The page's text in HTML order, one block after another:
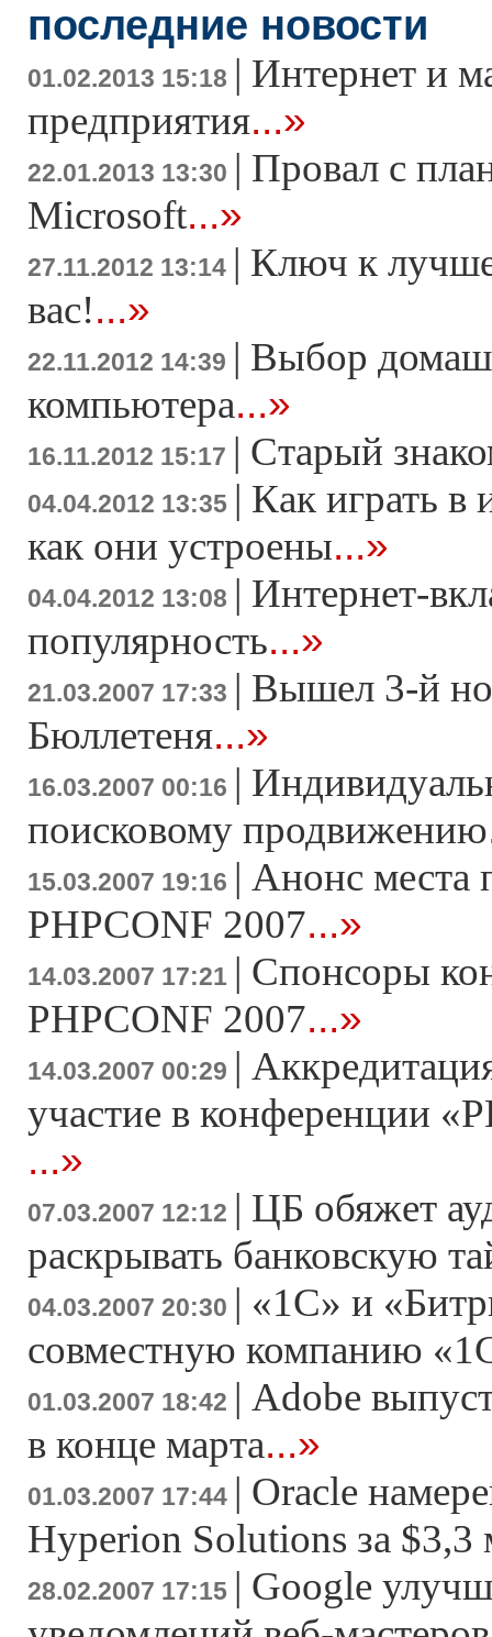
последние новости
01.02.2013 15:18 | Интернет и
предприятия...»
22.01.2013 13:30 | Провал с
Microsoft...»
27.11.2012 13:14 | Ключ к
вас!...»
22.11.2012 14:39 | Выбор
компьютера...»
16.11.2012 15:17 | Старый
04.04.2012 13:35 | Как играть в
как они устроены...»
04.04.2012 13:08 | Интернет-
популярность...»
21.03.2007 17:33 | Вышел 3-й
Бюллетеня...»
16.03.2007 00:16 |
поисковому продвижению
15.03.2007 19:16 | Анонс места
PHPCONF 2007...»
14.03.2007 17:21 | Спонсоры
PHPCONF 2007...»
14.03.2007 00:29 |
участие в конференции
...»
07.03.2007 12:12 | ЦБ обяжет
раскрывать банковскую
04.03.2007 20:30 | «1С» и
совместную компанию
01.03.2007 18:42 | Adobe
в конце марта...»
01.03.2007 17:44 | Oracle
Hyperion Solutions за
28.02.2007 17:15 | Google